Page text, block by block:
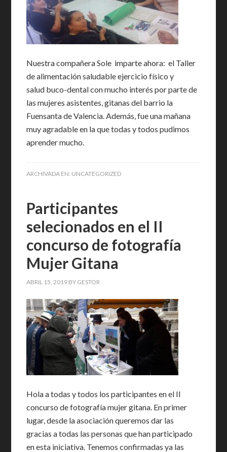
Nuestra compañera Sole imparte ahora: el Taller
de alimentación saludable ejercicio físico y
salud buco-dental con mucho interés por parte de
las mujeres asistentes, gitanas del barrio la
Fuensanta de Valencia. Además, fue una mañana
muy agradable en la que todas y todos pudimos
aprender mucho.
ARCHIVADA EN: UNCATEGORIZED
Participantes
selecionados en el II
concurso de fotografía
Mujer Gitana
ABRIL 15, 2019 BY GESTOR
Hola a todas y todos los participantes en el II
concurso de fotografía mujer gitana. En primer
lugar, desde la asociación queremos dar las
gracias a todas las personas que han participado
en esta iniciativa. Tenemos confirmadas ya las